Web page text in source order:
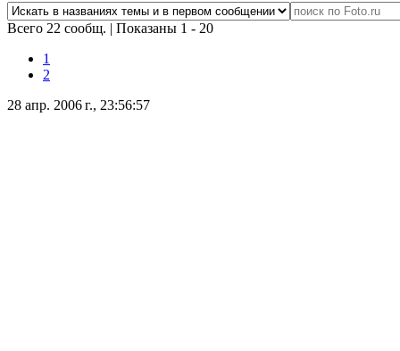
Всего 22 сообщ. | Показаны 1 - 20
1
2
28 апр. 2006 г., 23:56:57